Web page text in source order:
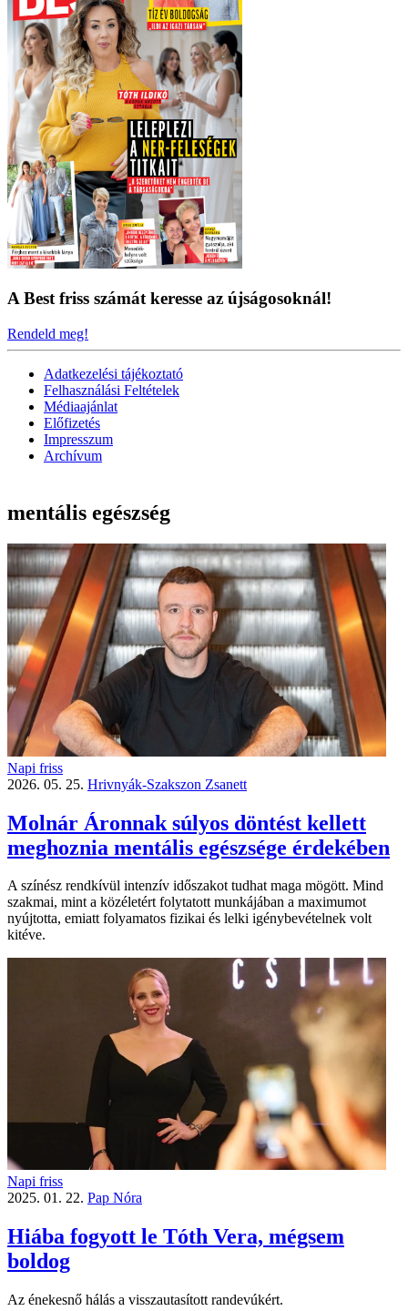
A Best friss számát keresse az újságosoknál!
Rendeld meg!
Adatkezelési tájékoztató
Felhasználási Feltételek
Médiaajánlat
Előfizetés
Impresszum
Archívum
mentális egészség
Napi friss
2026. 05. 25. Hrivnyák-Szakszon Zsanett
Molnár Áronnak súlyos döntést kellett
meghoznia mentális egészsége érdekében
A színész rendkívül intenzív időszakot tudhat maga mögött. Mind
szakmai, mint a közéletért folytatott munkájában a maximumot
nyújtotta, emiatt folyamatos fizikai és lelki igénybevételnek volt
kitéve.
Napi friss
2025. 01. 22. Pap Nóra
Hiába fogyott le Tóth Vera, mégsem
boldog
Az énekesnő hálás a visszautasított randevúkért.